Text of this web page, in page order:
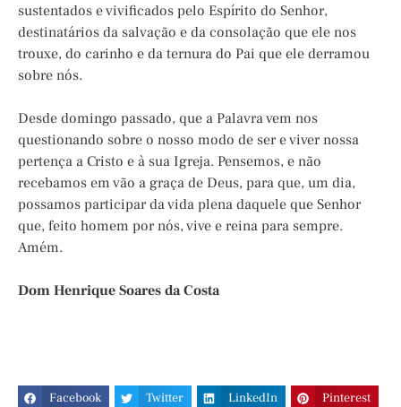
sustentados e vivificados pelo Espírito do Senhor,
destinatários da salvação e da consolação que ele nos
trouxe, do carinho e da ternura do Pai que ele derramou
sobre nós.
Desde domingo passado, que a Palavra vem nos
questionando sobre o nosso modo de ser e viver nossa
pertença a Cristo e à sua Igreja. Pensemos, e não
recebamos em vão a graça de Deus, para que, um dia,
possamos participar da vida plena daquele que Senhor
que, feito homem por nós, vive e reina para sempre.
Amém.
Dom Henrique Soares da Costa
Facebook Twitter LinkedIn
Pinterest